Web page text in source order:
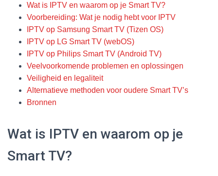
Wat is IPTV en waarom op je Smart TV?
Voorbereiding: Wat je nodig hebt voor IPTV
IPTV op Samsung Smart TV (Tizen OS)
IPTV op LG Smart TV (webOS)
IPTV op Philips Smart TV (Android TV)
Veelvoorkomende problemen en oplossingen
Veiligheid en legaliteit
Alternatieve methoden voor oudere Smart TV’s
Bronnen
Wat is IPTV en waarom op je
Smart TV?